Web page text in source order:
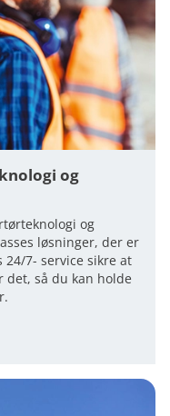
og
og
løsninger, der er
7- service sikre at
så du kan holde